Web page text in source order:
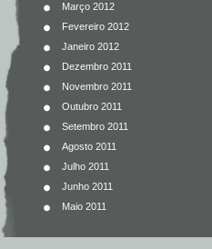
Março 2012
Fevereiro 2012
Janeiro 2012
Dezembro 2011
Novembro 2011
Outubro 2011
Setembro 2011
Agosto 2011
Julho 2011
Junho 2011
Maio 2011